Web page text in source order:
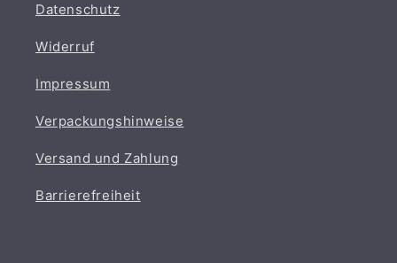
Datenschutz
Widerruf
Impressum
Verpackungshinweise
Versand und Zahlung
Barrierefreiheit